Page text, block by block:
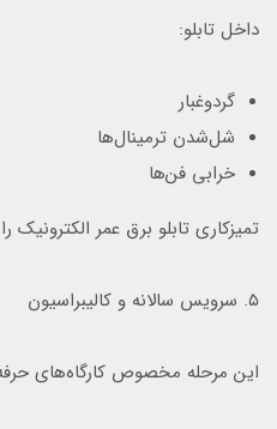
داخل تابلو:
گردوغبار
شل‌شدن ترمینال‌ها
خرابی فن‌ها
تمیزکاری تابلو برق عمر الکترونیک
۵. سرویس سالانه و کالیبراسیون
این مرحله مخصوص کارگاه‌های